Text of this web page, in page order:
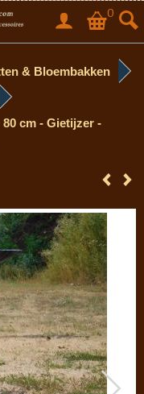
0
& Bloembakken
cm - Gietijzer -